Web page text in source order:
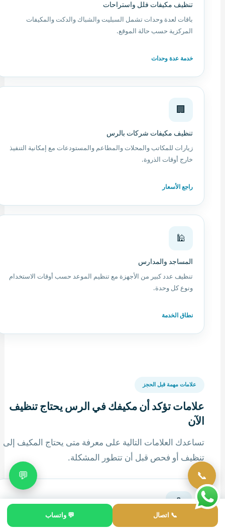
تنظيف مكيفات فلل واستراحات
باقات لعدة وحدات تشمل السبليت والشباك والدكت والمكيفات
المركزية حسب حالة الموقع.
خدمة عدة وحدات
🏢
تنظيف مكيفات شركات بالرس
زيارات للمكاتب والمحلات والمطاعم والمستودعات مع إمكانية التنفيذ
خارج أوقات الذروة.
راجع الأسعار
🕌
المساجد والمدارس
تنظيف عدد كبير من الأجهزة مع تنظيم الموعد حسب أوقات الاستخدام
ونوع كل وحدة.
نطاق الخدمة
علامات مهمة قبل الحجز
علامات تؤكد أن مكيفك في الرس يحتاج تنظيف
الآن
تساعدك العلامات التالية على معرفة متى يحتاج المكيف إلى
تنظيف أو فحص قبل أن تتطور المشكلة.
🌡️
المكيف لا يبرد مثل السابق
💬 📞
📞 اتصال 💬 واتساب